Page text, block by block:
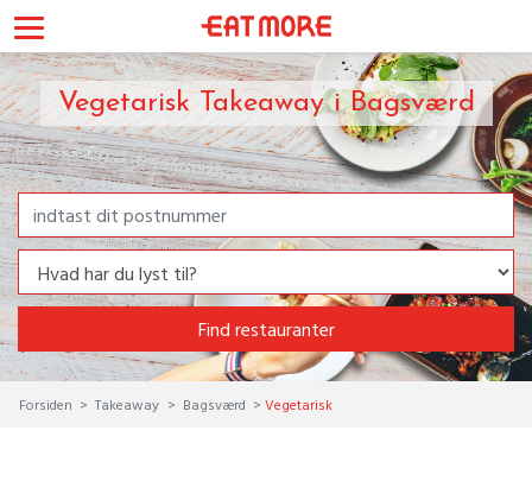
Vegetarisk Takeaway i Bagsværd
Find restauranter
Forsiden Takeaway Bagsværd Vegetarisk